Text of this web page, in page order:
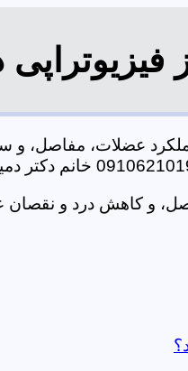
عضلات،
و کاهش درد و نقصان